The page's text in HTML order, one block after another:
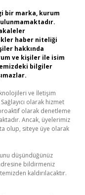
bir marka, kurum
haber niteliği
hakkında
ve kişiler ile isim
bilgiler
ve İletişim
olarak hizmet
olarak denetleme
Ancak, üyelerimiz
olup, siteye üye olarak
düşündüğünüz
bildirmeniz
kaldırılacaktır.